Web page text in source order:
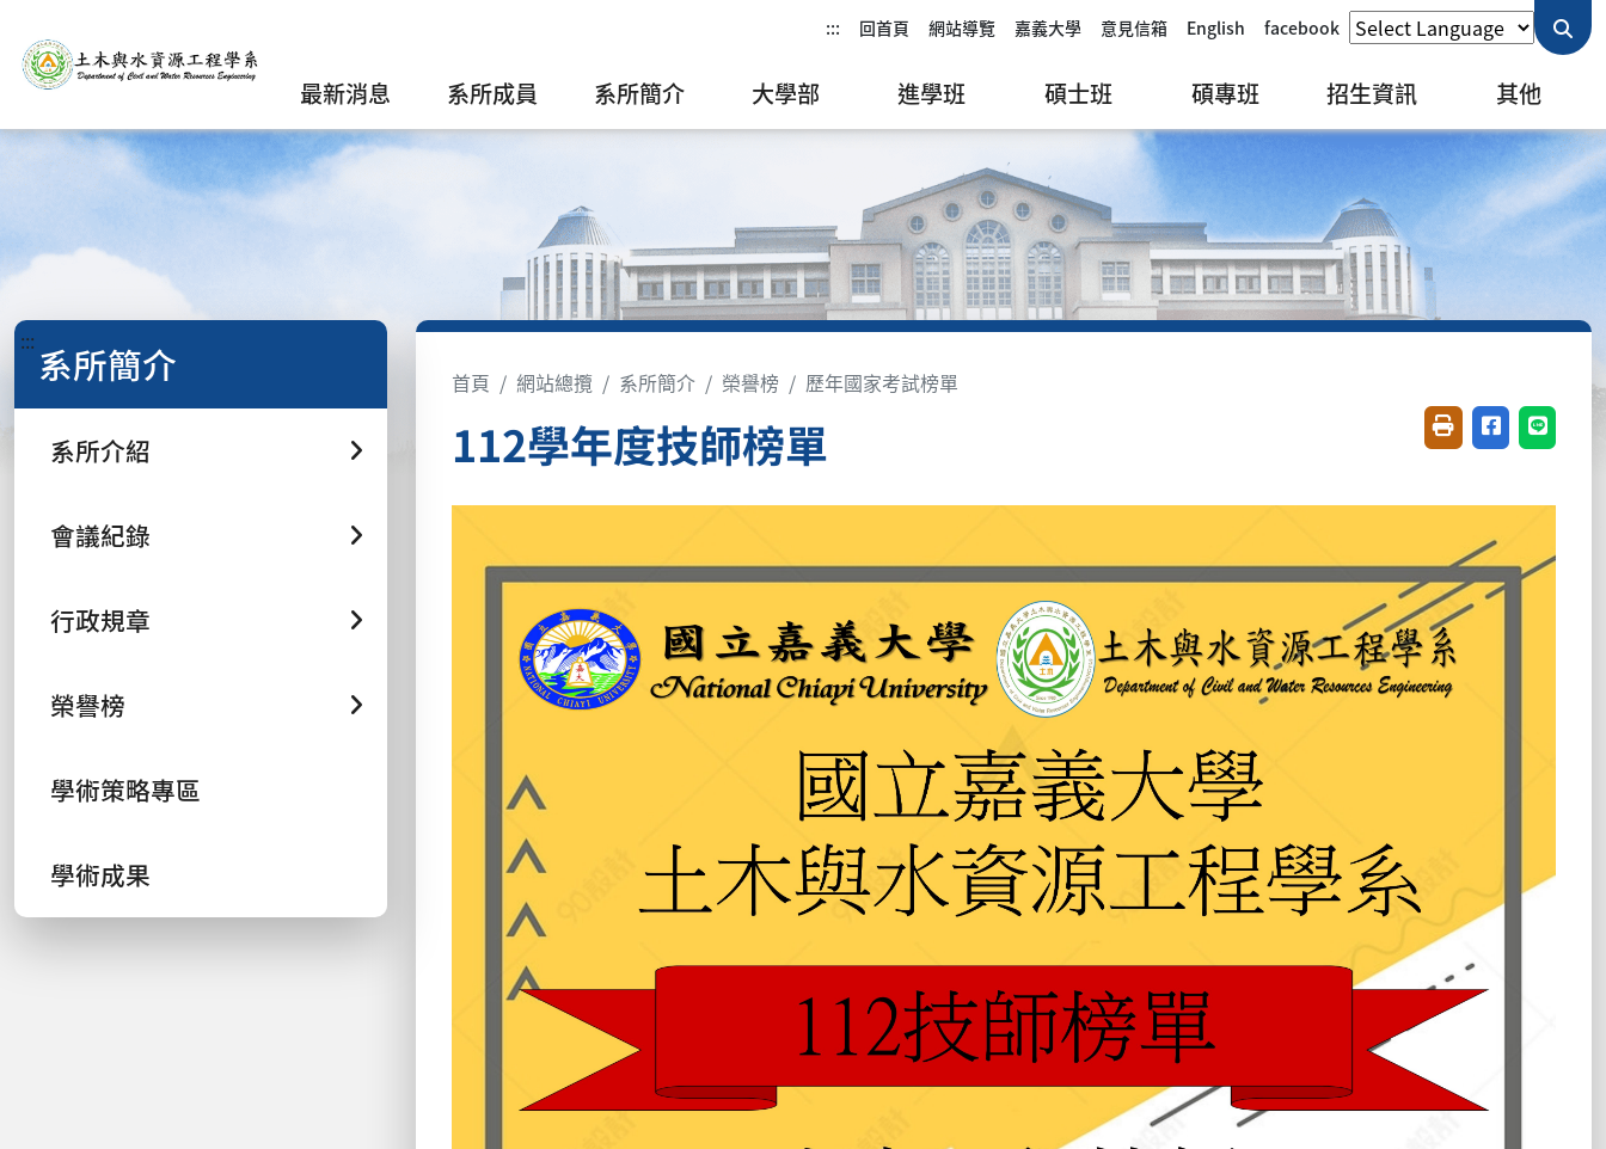
::: 回首頁 網站導覽 嘉義大學 意見信箱 English facebook
最新消息 系所成員 系所簡介 大學部 進學班 碩士班 碩專班 招生資訊 其他
::: 系所簡介
系所介紹
會議紀錄
行政規章
榮譽榜
學術策略專區
學術成果
首頁 網站總攬 系所簡介 榮譽榜 歷年國家考試榜單
112學年度技師榜單 友善列印(開新視窗)
分享至臉書(
分享至